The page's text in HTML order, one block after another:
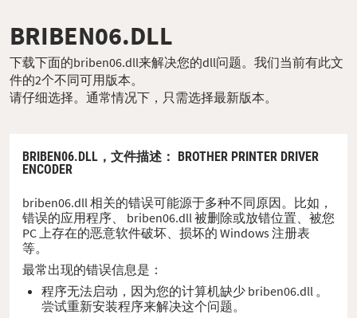
BRIBEN06.DLL
下载下面的briben06.dll来解决您的dll问题。我们当前有此文
件的2个不同可用版本。
请仔细选择。通常情况下，只需选择最新版本。
BRIBEN06.DLL， 文件描述 ： BROTHER PRINTER DRIVER
ENCODER
briben06.dll 相关的错误可能源于多种不同原因。比如，
错误的应用程序、 briben06.dll 被删除或放错位置、被您
PC 上存在的恶意软件破坏、损坏的 Windows 注册表
等。
最常出现的错误信息是：
程序无法启动，因为您的计算机缺少 briben06.dll 。
尝试重新安装程序来解决这个问题。